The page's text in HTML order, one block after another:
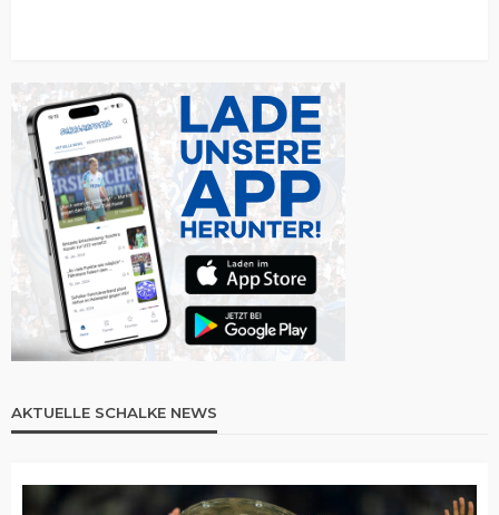
AKTUELLE SCHALKE NEWS